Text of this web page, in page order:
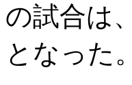
の試合は
となった。